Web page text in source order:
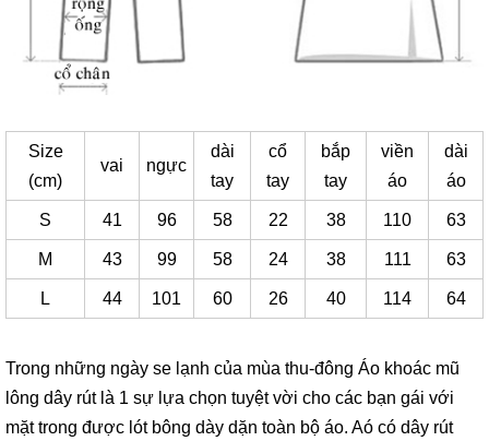
Size
(cm)
vai ngực
dài
tay
cổ
tay
bắp
tay
viền
áo
dài
áo
S 41 96 58 22 38 110 63
M 43 99 58 24 38 111 63
L 44 101 60 26 40 114 64
Trong những ngày se lạnh của mùa thu-đông Áo khoác mũ
lông dây rút là 1 sự lựa chọn tuyệt vời cho các bạn gái với
mặt trong được lót bông dày dặn toàn bộ áo. Aó có dây rút